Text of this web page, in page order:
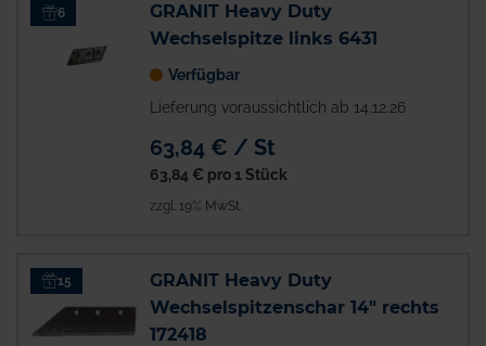
6
GRANIT Heavy Duty
Wechselspitze links 6431
Verfügbar
Lieferung voraussichtlich ab 14.12.26
63,84 € / St
63,84 € pro 1 Stück
zzgl. 19% MwSt.
15
GRANIT Heavy Duty
Wechselspitzenschar 14" rechts
172418